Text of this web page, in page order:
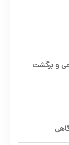
و برگشت